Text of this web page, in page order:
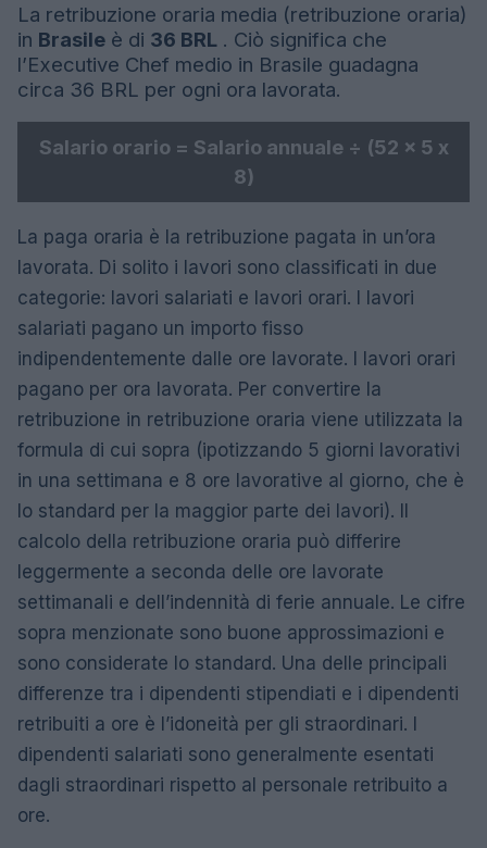
La retribuzione oraria media (retribuzione oraria)
in Brasile è di 36 BRL . Ciò significa che
l’Executive Chef medio in Brasile guadagna
circa 36 BRL per ogni ora lavorata.
Salario orario = Salario annuale ÷ (52 x 5 x
8)
La paga oraria è la retribuzione pagata in un’ora
lavorata. Di solito i lavori sono classificati in due
categorie: lavori salariati e lavori orari. I lavori
salariati pagano un importo fisso
indipendentemente dalle ore lavorate. I lavori orari
pagano per ora lavorata. Per convertire la
retribuzione in retribuzione oraria viene utilizzata la
formula di cui sopra (ipotizzando 5 giorni lavorativi
in ​​una settimana e 8 ore lavorative al giorno, che è
lo standard per la maggior parte dei lavori). Il
calcolo della retribuzione oraria può differire
leggermente a seconda delle ore lavorate
settimanali e dell’indennità di ferie annuale. Le cifre
sopra menzionate sono buone approssimazioni e
sono considerate lo standard. Una delle principali
differenze tra i dipendenti stipendiati e i dipendenti
retribuiti a ore è l’idoneità per gli straordinari. I
dipendenti salariati sono generalmente esentati
dagli straordinari rispetto al personale retribuito a
ore.